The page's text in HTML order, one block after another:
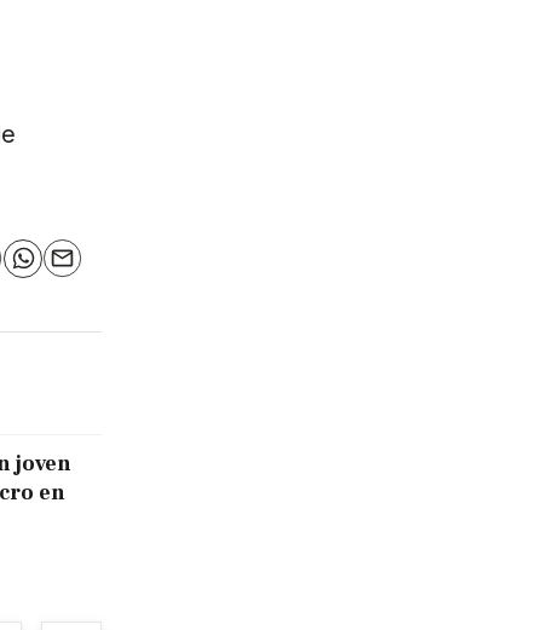
WhatsApp
Email
joven
en